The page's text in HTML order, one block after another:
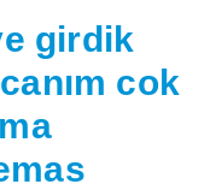
girdik
cok